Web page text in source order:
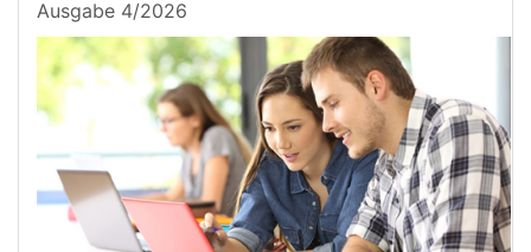
Ausgabe 4/2026